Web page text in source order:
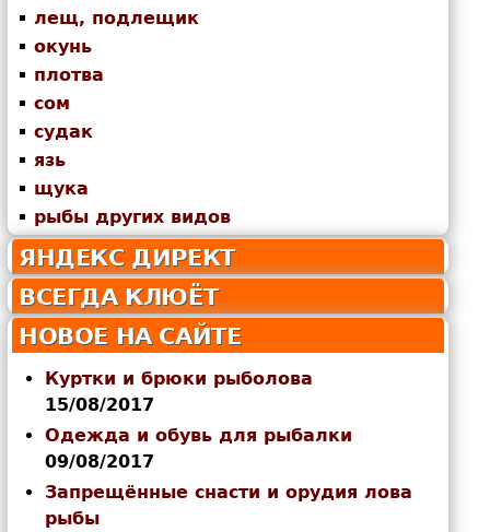
лещ, подлещик
окунь
плотва
сом
судак
язь
щука
рыбы других видов
ЯНДЕКС ДИРЕКТ
ВСЕГДА КЛЮЁТ
НОВОЕ НА САЙТЕ
Куртки и брюки рыболова
15/08/2017
Одежда и обувь для рыбалки
09/08/2017
Запрещённые снасти и орудия лова
рыбы